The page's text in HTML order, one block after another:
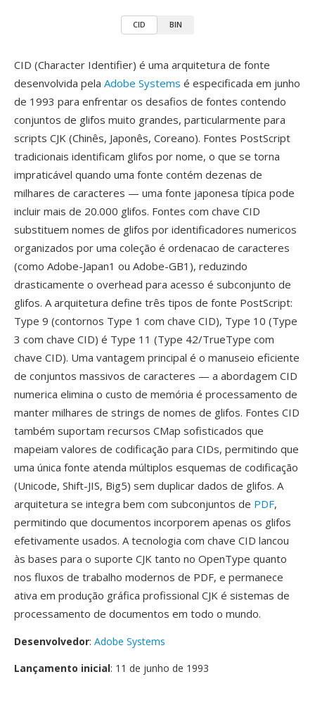
CID BIN
CID (Character Identifier) é uma arquitetura de fonte
desenvolvida pela Adobe Systems é especificada em junho
de 1993 para enfrentar os desafios de fontes contendo
conjuntos de glifos muito grandes, particularmente para
scripts CJK (Chinês, Japonês, Coreano). Fontes PostScript
tradicionais identificam glifos por nome, o que se torna
impraticável quando uma fonte contém dezenas de
milhares de caracteres — uma fonte japonesa típica pode
incluir mais de 20.000 glifos. Fontes com chave CID
substituem nomes de glifos por identificadores numericos
organizados por uma coleção é ordenacao de caracteres
(como Adobe-Japan1 ou Adobe-GB1), reduzindo
drasticamente o overhead para acesso é subconjunto de
glifos. A arquitetura define três tipos de fonte PostScript:
Type 9 (contornos Type 1 com chave CID), Type 10 (Type
3 com chave CID) é Type 11 (Type 42/TrueType com
chave CID). Uma vantagem principal é o manuseio eficiente
de conjuntos massivos de caracteres — a abordagem CID
numerica elimina o custo de memória é processamento de
manter milhares de strings de nomes de glifos. Fontes CID
também suportam recursos CMap sofisticados que
mapeiam valores de codificação para CIDs, permitindo que
uma única fonte atenda múltiplos esquemas de codificação
(Unicode, Shift-JIS, Big5) sem duplicar dados de glifos. A
arquitetura se integra bem com subconjuntos de PDF,
permitindo que documentos incorporem apenas os glifos
efetivamente usados. A tecnologia com chave CID lancou
às bases para o suporte CJK tanto no OpenType quanto
nos fluxos de trabalho modernos de PDF, e permanece
ativa em produção gráfica profissional CJK é sistemas de
processamento de documentos em todo o mundo.
Desenvolvedor: Adobe Systems
Lançamento inicial: 11 de junho de 1993